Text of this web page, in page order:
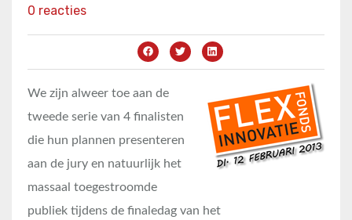
0 reacties
We zijn alweer toe aan de
tweede serie van 4 finalisten
die hun plannen presenteren
aan de jury en natuurlijk het
massaal toegestroomde
publiek tijdens de finaledag van het